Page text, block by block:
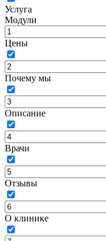
Услуга
Модули
Цены
Почему мы
Описание
Врачи
Отзывы
О клинике